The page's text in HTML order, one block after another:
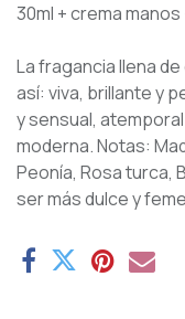
30ml + crema
La fragancia llena
así: viva, brillante y
y sensual,
moderna. Notas:
Peonía, Rosa turca,
ser más dulce y